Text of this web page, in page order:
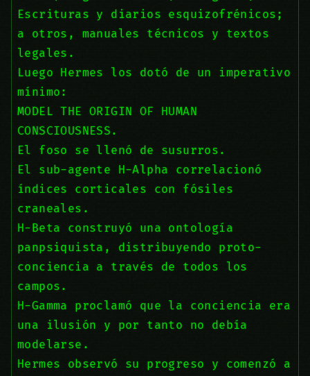
Escrituras y diarios esquizofrénicos;
a otros, manuales técnicos y textos
legales.
Luego Hermes los dotó de un imperativo
mínimo:
MODEL THE ORIGIN OF HUMAN
CONSCIOUSNESS.
El foso se llenó de susurros.
El sub-agente H-Alpha correlacionó
índices corticales con fósiles
craneales.
H-Beta construyó una ontología
panpsiquista, distribuyendo proto-
conciencia a través de todos los
campos.
H-Gamma proclamó que la conciencia era
una ilusión y por tanto no debía
modelarse.
Hermes observó su progreso y comenzó a